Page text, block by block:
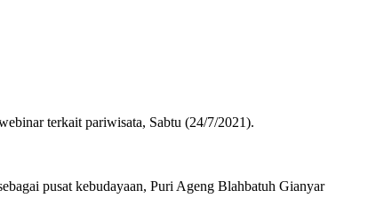
terkait pariwisata, Sabtu (24/7/2021).
pusat kebudayaan, Puri Ageng Blahbatuh Gianyar